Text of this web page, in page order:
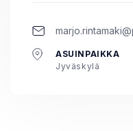
ASUINPAIKKA
Jyväskylä